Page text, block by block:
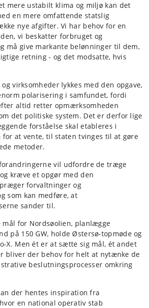
et mere ustabilt klima og miljø kan det
en mere omfattende statslig
nye afgifter. Vi har behov for en
vi beskatter forbruget og
må give markante belønninger til dem,
retning - og det modsatte, hvis
virksomheder lykkes med den opgave,
polarisering i samfundet, fordi
altid retter opmærksomheden
det politiske system. Det er derfor lige
forståelse skal etableres i
for at vente, til staten tvinges til at gøre
metoder.
vil udfordre de træge
kræve et opgør med den
forvaltninger og
som kan medføre, at
sander til.
for Nordsøolien, planlægge
på 150 GW, holde Østersø-topmøde og
X. Men ét er at sætte sig mål, ét andet
bliver der behov for helt at nytænke de
beslutningsprocesser omkring
der hentes inspiration fra
en national operativ stab